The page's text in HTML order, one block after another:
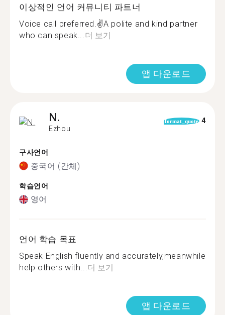
이상적인 언어 커뮤니티 파트너
Voice call preferred.✌️A polite and kind partner
who can speak...더 보기
앱 다운로드
N.
Ezhou
format_quote 4
구사언어
중국어 (간체)
학습언어
영어
언어 학습 목표
Speak English fluently and accurately,meanwhile
help others with...더 보기
앱 다운로드